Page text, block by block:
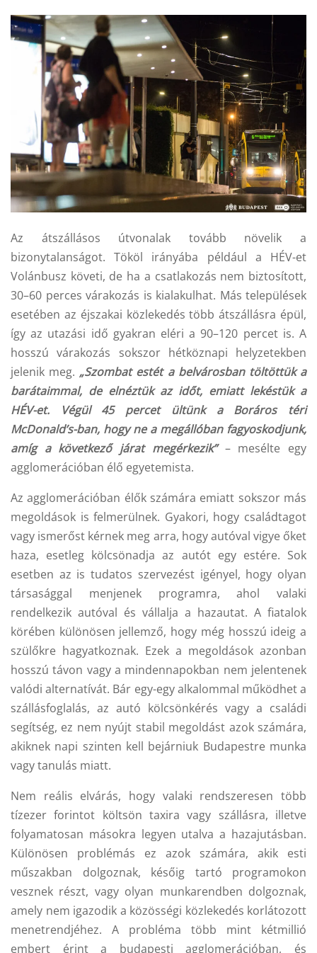
Az átszállásos útvonalak tovább növelik a
bizonytalanságot. Tököl irányába például a HÉV-et
Volánbusz követi, de ha a csatlakozás nem biztosított,
30–60 perces várakozás is kialakulhat. Más települések
esetében az éjszakai közlekedés több átszállásra épül,
így az utazási idő gyakran eléri a 90–120 percet is. A
hosszú várakozás sokszor hétköznapi helyzetekben
jelenik meg. „Szombat estét a belvárosban töltöttük a
barátaimmal, de elnéztük az időt, emiatt lekéstük a
HÉV-et. Végül 45 percet ültünk a Boráros téri
McDonald’s-ban, hogy ne a megállóban fagyoskodjunk,
amíg a következő járat megérkezik” – mesélte egy
agglomerációban élő egyetemista.
Az agglomerációban élők számára emiatt sokszor más
megoldások is felmerülnek. Gyakori, hogy családtagot
vagy ismerőst kérnek meg arra, hogy autóval vigye őket
haza, esetleg kölcsönadja az autót egy estére. Sok
esetben az is tudatos szervezést igényel, hogy olyan
társasággal menjenek programra, ahol valaki
rendelkezik autóval és vállalja a hazautat. A fiatalok
körében különösen jellemző, hogy még hosszú ideig a
szülőkre hagyatkoznak. Ezek a megoldások azonban
hosszú távon vagy a mindennapokban nem jelentenek
valódi alternatívát. Bár egy-egy alkalommal működhet a
szállásfoglalás, az autó kölcsönkérés vagy a családi
segítség, ez nem nyújt stabil megoldást azok számára,
akiknek napi szinten kell bejárniuk Budapestre munka
vagy tanulás miatt.
Nem reális elvárás, hogy valaki rendszeresen több
tízezer forintot költsön taxira vagy szállásra, illetve
folyamatosan másokra legyen utalva a hazajutásban.
Különösen problémás ez azok számára, akik esti
műszakban dolgoznak, későig tartó programokon
vesznek részt, vagy olyan munkarendben dolgoznak,
amely nem igazodik a közösségi közlekedés korlátozott
menetrendjéhez. A probléma több mint kétmillió
embert érint a budapesti agglomerációban, és